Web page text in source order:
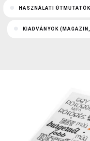
HASZNÁLATI
KIADVÁNYOK